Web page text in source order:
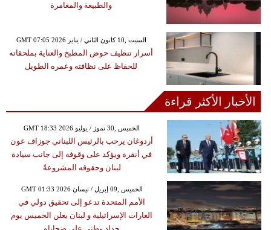
والطبيعة والمغامرة
GMT 07:05 2026 السبت ,10 كانون الثاني / يناير
أسرار تنظيف حوض المطبخ والعناية بملحقاته
للحفاظ على نظافته وعمره الطويل
الأخبار الأكثر قراءة
GMT 18:33 2026 الخميس ,30 تموز / يوليو
أردوغان يرحب بالرئيس اللبناني جوزاف عون
في أنقرة ويؤكد على وقوفه إلى جانب سيادة
لبنان وحقوقه المشروعةً
GMT 01:33 2026 الخميس ,09 إبريل / نيسان
الأمم المتحدة تدعو إلى تحقيق دولي في
الغارات الإسرائيلية و لبنان يعلن الخميس يوم